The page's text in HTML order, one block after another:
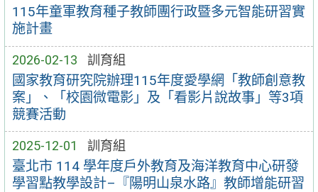
115年童軍教育種子教師團行政暨多元智能研習實
施計畫
2026-02-13 訓育組
國家教育研究院辦理115年度愛學網「教師創意教
案」、「校園微電影」及「看影片說故事」等3項
競賽活動
2025-12-01 訓育組
臺北市 114 學年度戶外教育及海洋教育中心研發
學習點教學設計–『陽明山泉水路』教師增能研習